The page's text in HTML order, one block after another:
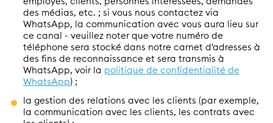
des médias, etc. ; si vous nous contactez via
WhatsApp, la communication avec vous aura lieu sur
ce canal - veuillez noter que votre numéro de
téléphone sera stocké dans notre carnet d'adresses à
des fins de reconnaissance et sera transmis à
WhatsApp, voir la politique de confidentialité de
WhatsApp) ;
la gestion des relations avec les clients (par exemple,
la communication avec les clients, les contrats avec